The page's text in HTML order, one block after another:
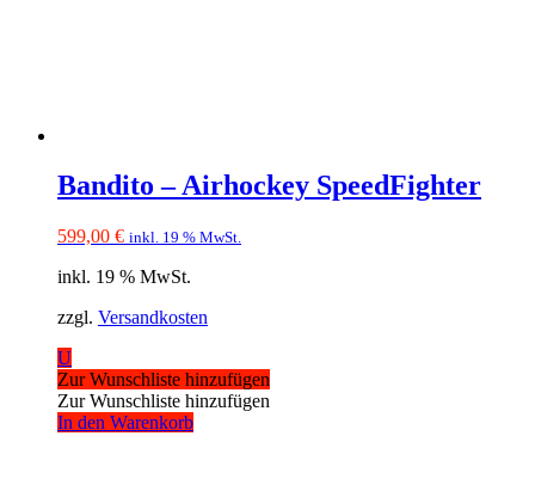
Bandito – Airhockey SpeedFighter
599,00 € inkl. 19 % MwSt.
inkl. 19 % MwSt.
zzgl. Versandkosten
U
Zur Wunschliste hinzufügen
Zur Wunschliste hinzufügen
In den Warenkorb